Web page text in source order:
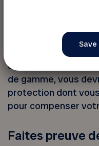
dans votre contrat
votre assurance
vol d’une bicyclette
certain montant. Si
de gamme, vous
protection dont
pour compenser
Faites preuve